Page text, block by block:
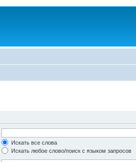
Искать все слова
Искать любое слово/поиск с языком запросов